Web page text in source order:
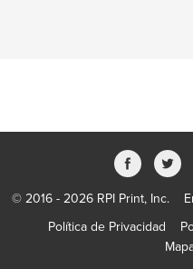
© 2016 - 2026 RPI Print, Inc.
Política de Privacidad